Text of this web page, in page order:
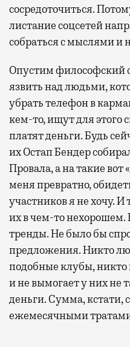
сосредоточиться.
листание соцсетей
собраться с мыслями и
Опустим философский
язвить над людьми,
убрать телефон в
кем-то, ищут для этого
платят деньги. Будь
их Остап Бендер
Провала, а на такие вот
меня превратно,
участников я не хочу.
их в чем-то нехорошем.
тренды. Не было бы
предложения. Никто
подобные клубы, никто
и не вымогает у них не
деньги. Сумма, кстати,
ежемесячными